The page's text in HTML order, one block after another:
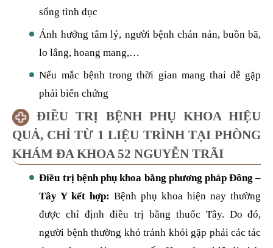
sống tình dục
Ảnh hưởng tâm lý, người bệnh chán nản, buồn bã,
lo lắng, hoang mang,…
Nếu mắc bệnh trong thời gian mang thai dễ gặp
phải biến chứng
ĐIỀU TRỊ BỆNH PHỤ KHOA HIỆU
QUẢ, CHỈ TỪ 1 LIỆU TRÌNH TẠI PHÒNG
KHÁM ĐA KHOA 52 NGUYỄN TRÃI
Điều trị bệnh phụ khoa bằng phương pháp Đông –
Tây Y kết hợp:Bệnh phụ khoa hiện nay thường
được chỉ định điều trị bằng thuốc Tây. Do đó,
người bệnh thường khó tránh khỏi gặp phải các tác